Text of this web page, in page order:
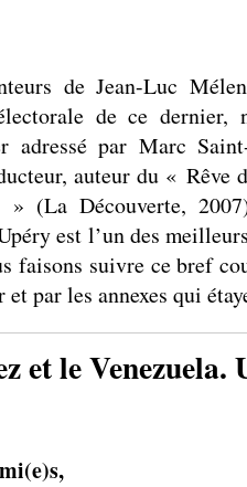
de Jean-Luc
de ce dernier,
adressé par Marc
auteur du «
» (La Découverte,
est l’un des
faisons suivre ce bref
par les annexes qui
et le Venezuela.